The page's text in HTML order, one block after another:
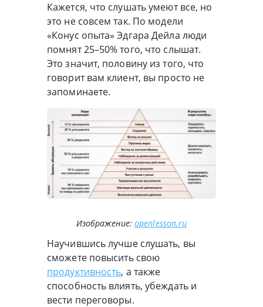
Кажется, что слушать умеют все, но
это не совсем так. По модели
«Конус опыта» Эдгара Дейла люди
помнят 25–50% того, что слышат.
Это значит, половину из того, что
говорит вам клиент, вы просто не
запоминаете.
Изображение: openlesson.ru
Научившись лучше слушать, вы
сможете повысить свою
продуктивность, а также
способность влиять, убеждать и
вести переговоры.